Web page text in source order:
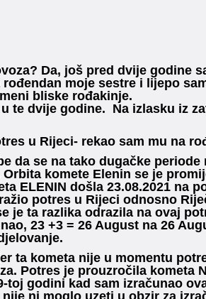
Da, još pred dvije godine
moje sestre i lijepo
bliske rođakinje.
te dvije godine. Na izlasku iz
u Rijeci- rekao sam mu na
da se na tako dugačke
komete Elenin se je
ELENIN došla 23.08.2021 na
potres u Rijeci odnosno
je ta razlika odrazila na ovaj
23 +3 = 26 August na 26
ta kometa nije u momentu
Potres je prouzročila kometa
toj godini kad sam izračunao
ni moglo uzeti u obzir za